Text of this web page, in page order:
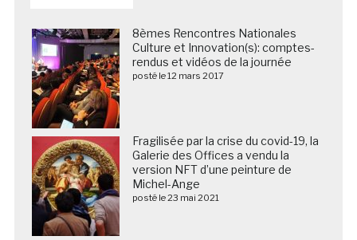
8èmes Rencontres Nationales
Culture et Innovation(s): comptes-
rendus et vidéos de la journée
posté le 12 mars 2017
Fragilisée par la crise du covid-19, la
Galerie des Offices a vendu la
version NFT d’une peinture de
Michel-Ange
posté le 23 mai 2021